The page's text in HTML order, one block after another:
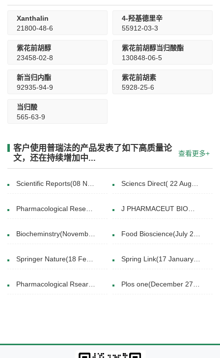
Xanthalin
21800-48-6
4-羟基德里辛
55912-03-3
紫花前胡醇
23458-02-8
紫花前胡醇当归酸酯
130848-06-5
新当归内酯
92935-94-9
紫花前胡素
5928-25-6
当归酸
565-63-9
客户使用普瑞法的产品发表了如下高质量论
文，还在持续增加中...
查看更多+
Scientific Reports(08 November 2016) Sciencs Direct( 22 August 2016)
Pharmacological Research(December 2018) J PHARMACEUT BIOMED.(2014 Jan.25.)
Biocheminstry(November 19, 2014) Food Bioscience(July 2025)
Springer Nature(18 February 2020) Spring Link(17 January 2024)
Pharmacological Rsearch-Modern Chinese Medicine(March 2024) Plos one(December 27, 2013)